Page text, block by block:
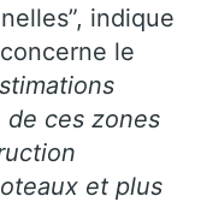
indique
le
de ces zones
et plus